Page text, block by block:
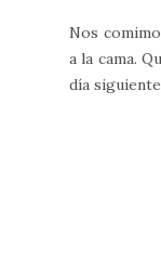
Nos
a la cama.
día